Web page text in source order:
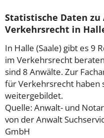
Statistische Daten
Verkehrsrecht in
In Halle (Saale) gibt es 9
im Verkehrsrecht
sind 8 Anwälte. Zur
für Verkehrsrecht haben
weitergebildet.
Quelle: Anwalt- und
von der Anwalt
GmbH